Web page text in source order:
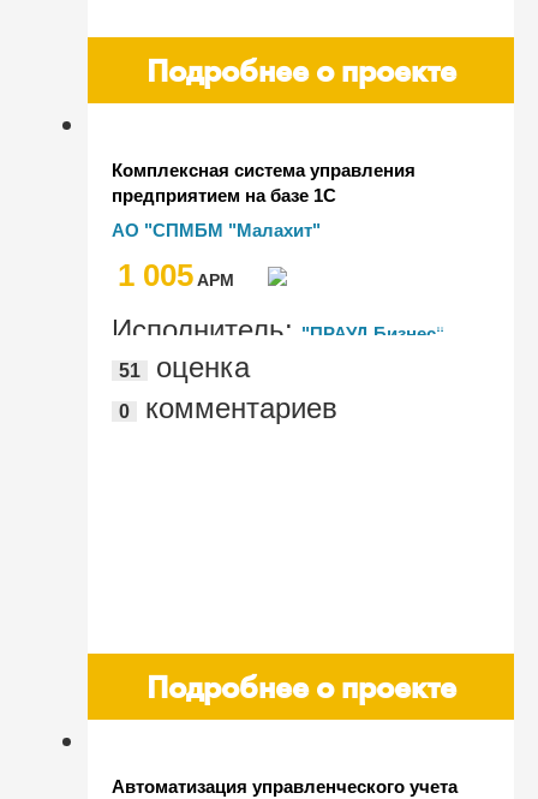
Подробнее о проекте
Комплексная система управления
предприятием на базе 1С
АО "СПМБМ "Малахит"
1 005AРМ
Исполнитель: "ПРАУД Бизнес"
(группа "ПРАУД")
51 оценка
0 комментариев
Подробнее о проекте
Автоматизация управленческого учета